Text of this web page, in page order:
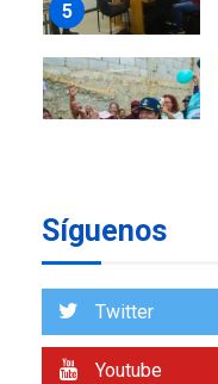
5
7
Síguenos
Twitter
Youtube